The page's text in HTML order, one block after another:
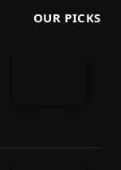
OUR PICKS